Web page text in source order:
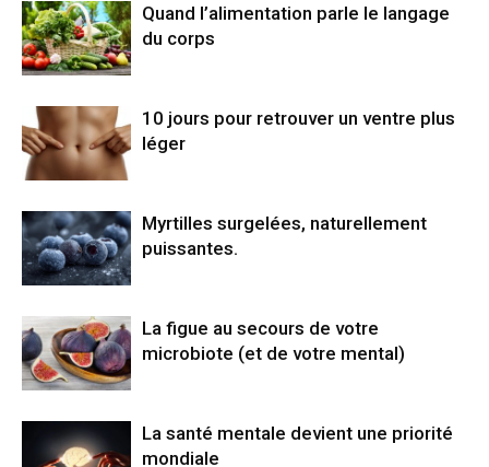
Quand l’alimentation parle le langage
du corps
10 jours pour retrouver un ventre plus
léger
Myrtilles surgelées, naturellement
puissantes.
La figue au secours de votre
microbiote (et de votre mental)
La santé mentale devient une priorité
mondiale